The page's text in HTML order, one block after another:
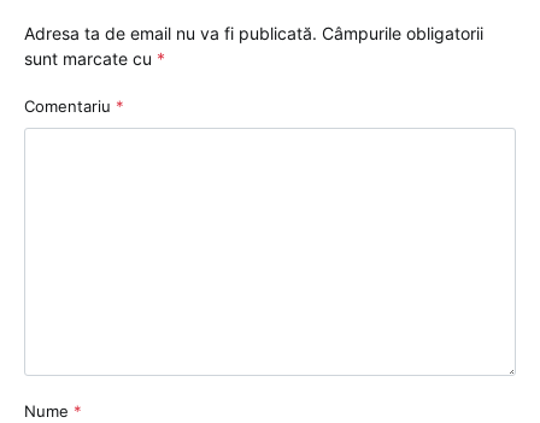
Adresa ta de email nu va fi publicată. Câmpurile obligatorii
sunt marcate cu *
Comentariu *
Nume *